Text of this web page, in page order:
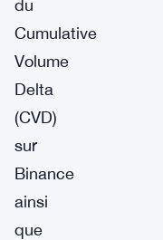
du
Cumulative
Volume
Delta
(CVD)
sur
Binance
ainsi
que